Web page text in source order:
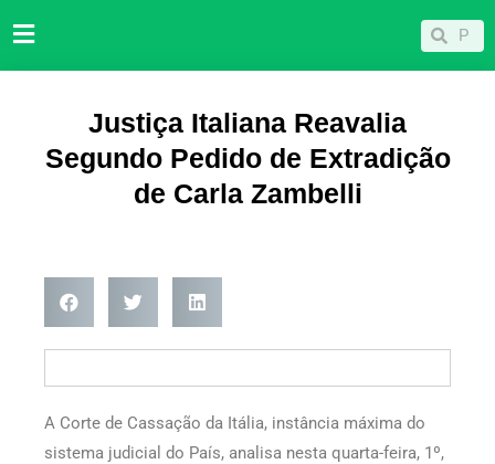
para
Pesquisar
Justiça Italiana Reavalia
Segundo Pedido de Extradição
de Carla Zambelli
A Corte de Cassação da Itália, instância máxima do
sistema judicial do País, analisa nesta quarta-feira, 1º,